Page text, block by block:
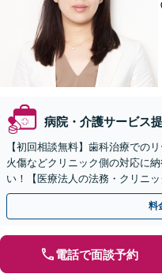
病院・介護サービス
【初回相談無料】歯科治療での
火傷などクリニック側の対応に
い！【医療法人の法務・クリニ
ドバイスで、納得のできるトラ
料
電話で面談予約